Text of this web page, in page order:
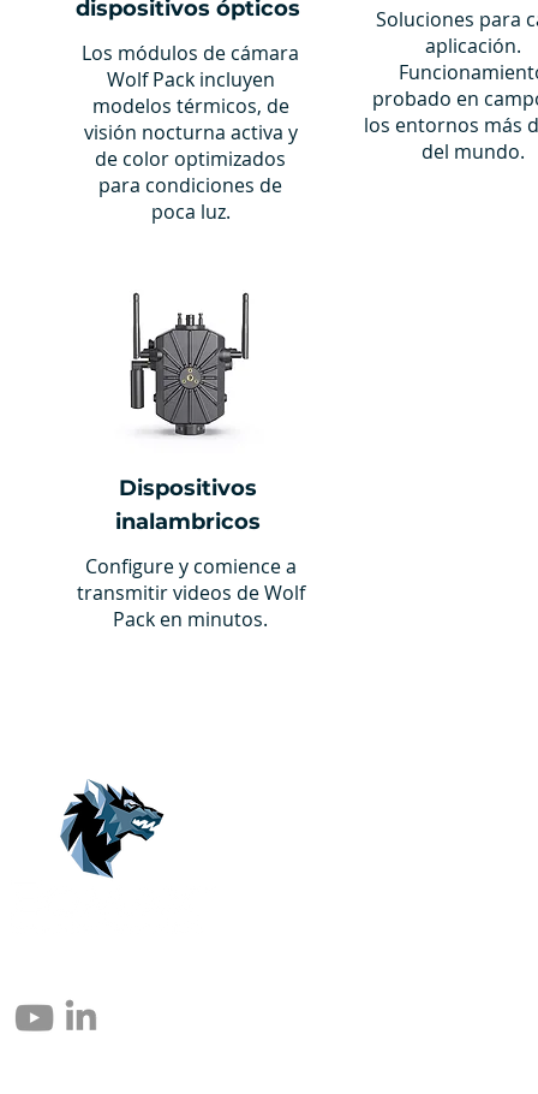
dispositivos ópticos
Los módulos de cámara
Wolf Pack incluyen
modelos térmicos, de
visión nocturna activa y
de color optimizados
para condiciones de
poca luz.
Dispositivos
inalambricos
Configure y comience a
transmitir videos de Wolf
Pack en minutos.
Soluciones para
aplicación.
probado en
los entornos más
del mundo.